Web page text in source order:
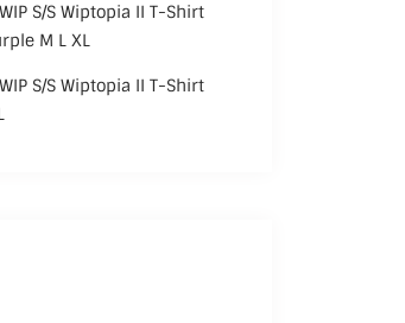
S/S Wiptopia II T-Shirt
M L XL
S/S Wiptopia II T-Shirt